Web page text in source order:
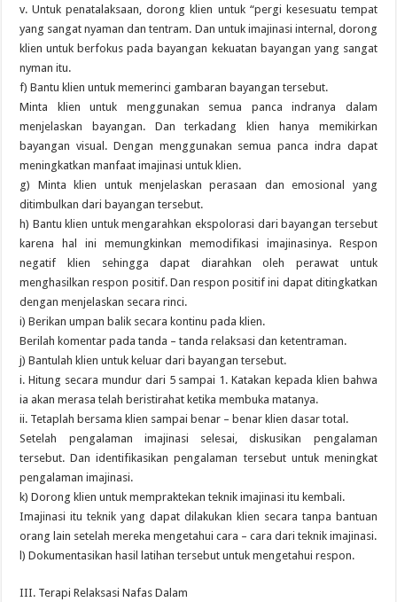
v. Untuk penatalaksaan, dorong klien untuk “pergi kesesuatu tempat
yang sangat nyaman dan tentram. Dan untuk imajinasi internal, dorong
klien untuk berfokus pada bayangan kekuatan bayangan yang sangat
nyman itu.
f) Bantu klien untuk memerinci gambaran bayangan tersebut.
Minta klien untuk menggunakan semua panca indranya dalam
menjelaskan bayangan. Dan terkadang klien hanya memikirkan
bayangan visual. Dengan menggunakan semua panca indra dapat
meningkatkan manfaat imajinasi untuk klien.
g) Minta klien untuk menjelaskan perasaan dan emosional yang
ditimbulkan dari bayangan tersebut.
h) Bantu klien untuk mengarahkan ekspolorasi dari bayangan tersebut
karena hal ini memungkinkan memodifikasi imajinasinya. Respon
negatif klien sehingga dapat diarahkan oleh perawat untuk
menghasilkan respon positif. Dan respon positif ini dapat ditingkatkan
dengan menjelaskan secara rinci.
i) Berikan umpan balik secara kontinu pada klien.
Berilah komentar pada tanda – tanda relaksasi dan ketentraman.
j) Bantulah klien untuk keluar dari bayangan tersebut.
i. Hitung secara mundur dari 5 sampai 1. Katakan kepada klien bahwa
ia akan merasa telah beristirahat ketika membuka matanya.
ii. Tetaplah bersama klien sampai benar – benar klien dasar total.
Setelah pengalaman imajinasi selesai, diskusikan pengalaman
tersebut. Dan identifikasikan pengalaman tersebut untuk meningkat
pengalaman imajinasi.
k) Dorong klien untuk mempraktekan teknik imajinasi itu kembali.
Imajinasi itu teknik yang dapat dilakukan klien secara tanpa bantuan
orang lain setelah mereka mengetahui cara – cara dari teknik imajinasi.
l) Dokumentasikan hasil latihan tersebut untuk mengetahui respon.
III. Terapi Relaksasi Nafas Dalam